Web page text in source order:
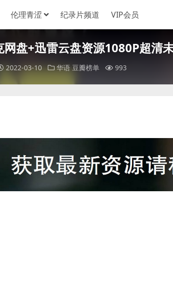
伦理青涩 纪录片频道 VIP会员
盘+迅雷云盘资源1080P超清
2022-03-10 华语 豆瓣榜单 993